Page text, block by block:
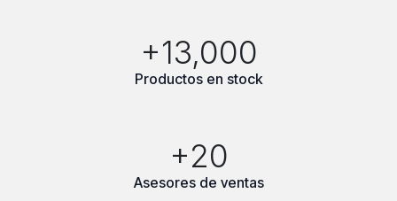
+13,000
Productos en stock
+20
Asesores de ventas